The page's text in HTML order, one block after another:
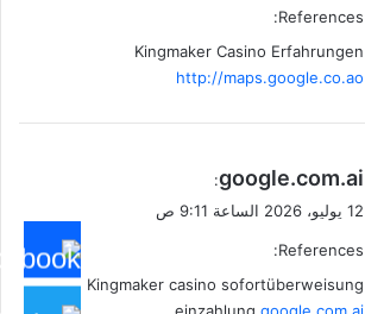
ل
References:
Kingmaker Casino Erfahrungen
http://maps.google.co.ao
ي
ق
ل
google.com.ai
:
12 يوليو، 2026 الساعة 9:11 ص
References:
Kingmaker casino sofortüberweisung